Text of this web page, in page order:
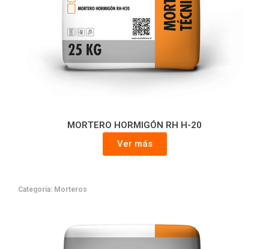
MORTERO HORMIGÓN RH H-20
Ver más
Categoría: Morteros